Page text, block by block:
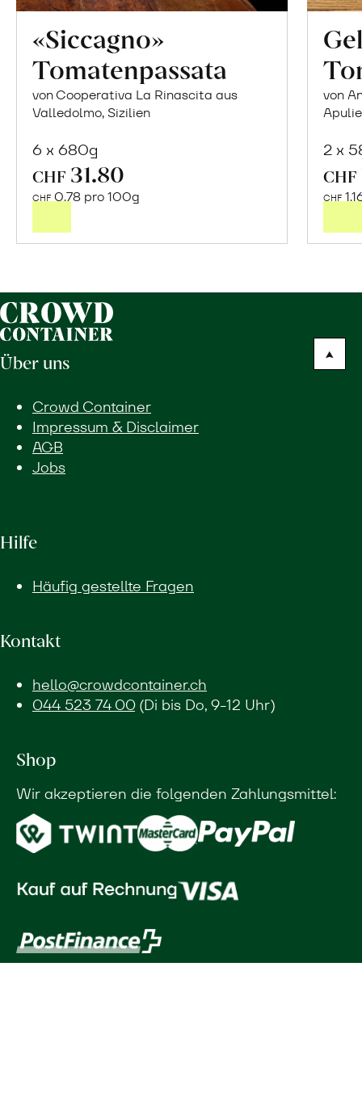
«Siccagno»
Tomatenpassata
von Cooperativa La Rinascita aus
Valledolmo, Sizilien
6 x 680g
CHF 31.80
CHF0.78 pro 100g
von
2 x
CHF
CHF
Über uns
Crowd Container
Impressum & Disclaimer
AGB
Jobs
Hilfe
Häufig gestellte Fragen
Kontakt
hello@crowdcontainer.ch
044 523 74 00(Di bis Do, 9-12 Uhr)
Shop
Wir akzeptieren die folgenden Zahlungsmittel: